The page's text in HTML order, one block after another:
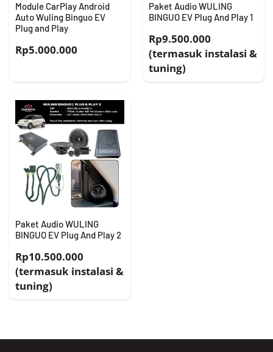
Module CarPlay Android
Auto Wuling Binguo EV
Plug and Play
Rp5.000.000
Paket Audio WULING
BINGUO EV Plug And Play 1
Rp9.500.000
(termasuk instalasi &
tuning)
Paket Audio WULING
BINGUO EV Plug And Play 2
Rp10.500.000
(termasuk instalasi &
tuning)